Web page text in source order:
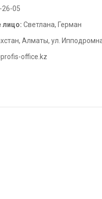
26-05
лицо: Светлана, Герман
Алматы, ул.
office.kz